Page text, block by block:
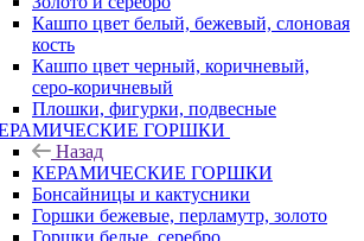
Кашпо цвет белый, бежевый, слоновая
кость
Кашпо цвет черный, коричневый,
серо-коричневый
Плошки, фигурки, подвесные
ГОРШКИ
Назад
КЕРАМИЧЕСКИЕ ГОРШКИ
Бонсайницы и кактусники
Горшки бежевые, перламутр, золото
Горшки белые, серебро